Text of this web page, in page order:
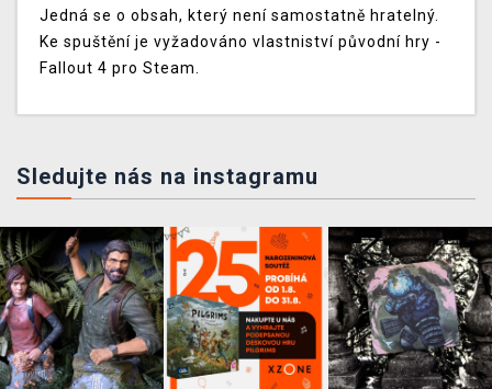
Jedná se o obsah, který není samostatně hratelný.
Ke spuštění je vyžadováno vlastniství původní hry -
Fallout 4 pro Steam.
Sledujte nás na instagramu